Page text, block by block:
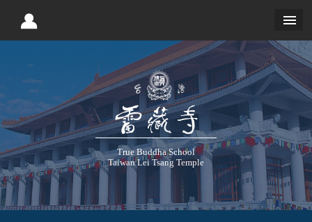
True Buddha School
Taiwan Lei Tsang Temple